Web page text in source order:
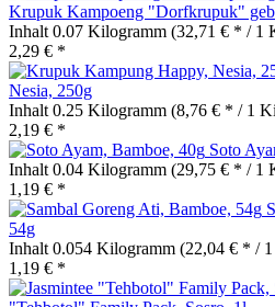
Krupuk Kampoeng "Dorfkrupuk"
Inhalt 0.07 Kilogramm (32,71 € * / 1
2,29 € *
Nesia, 250g
Inhalt 0.25 Kilogramm (8,76 € * / 1
2,19 € *
Soto
Inhalt 0.04 Kilogramm (29,75 € * / 1
1,19 € *
54g
Inhalt 0.054 Kilogramm (22,04 € * /
1,19 € *